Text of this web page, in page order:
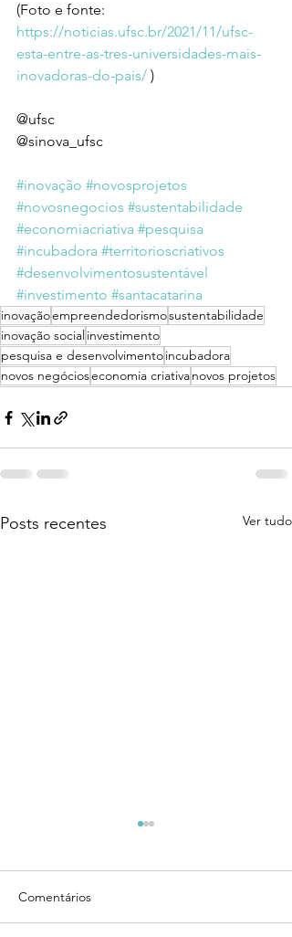
(Foto e fonte:
https://noticias.ufsc.br/2021/11/ufsc-
esta-entre-as-tres-universidades-mais-
inovadoras-do-pais/ )
@ufsc
@sinova_ufsc
#inovação #novosprojetos
#novosnegocios #sustentabilidade
#economiacriativa #pesquisa
#incubadora #territorioscriativos
#desenvolvimentosustentável
#investimento #santacatarina
inovaçãoempreendedorismosustentabilidade
inovação socialinvestimento
pesquisa e desenvolvimentoincubadora
novos negócioseconomia criativanovos projetos
Posts recentes Ver tudo
Comentários